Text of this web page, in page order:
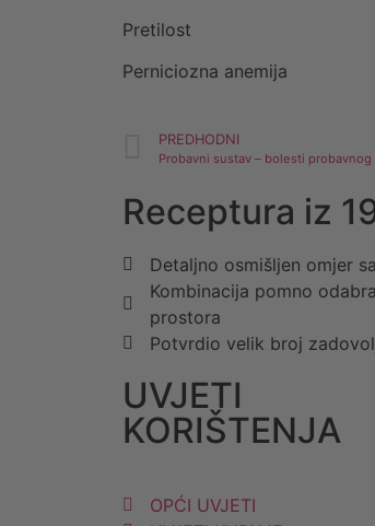
Pretilost
Perniciozna anemija
PREDHODNI
Probavni sustav – bolesti probavnog
Receptura iz
Detaljno osmišljen omjer
Kombinacija pomno
prostora
Potvrdio velik broj
UVJETI
KORIŠTENJA
OPĆI UVJETI